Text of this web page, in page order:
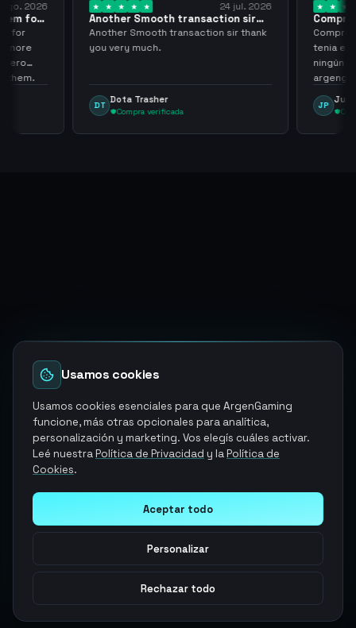
2026
for
for
more
zero
them.
24 jul. 2026
Another Smooth transaction sir
thank…
Another Smooth transaction sir thank
you very much.
DT
Dota Trasher
Compra verificada
los…
Compre
tenia en
ningún
JP
Juan
Usamos cookies
Usamos cookies esenciales para que ArgenGaming
funcione, más otras opcionales para analítica,
personalización y marketing. Vos elegís cuáles activar.
Leé nuestraPolítica de Privacidad y laPolítica de
Cookies.
Aceptar todo
Personalizar
Rechazar todo